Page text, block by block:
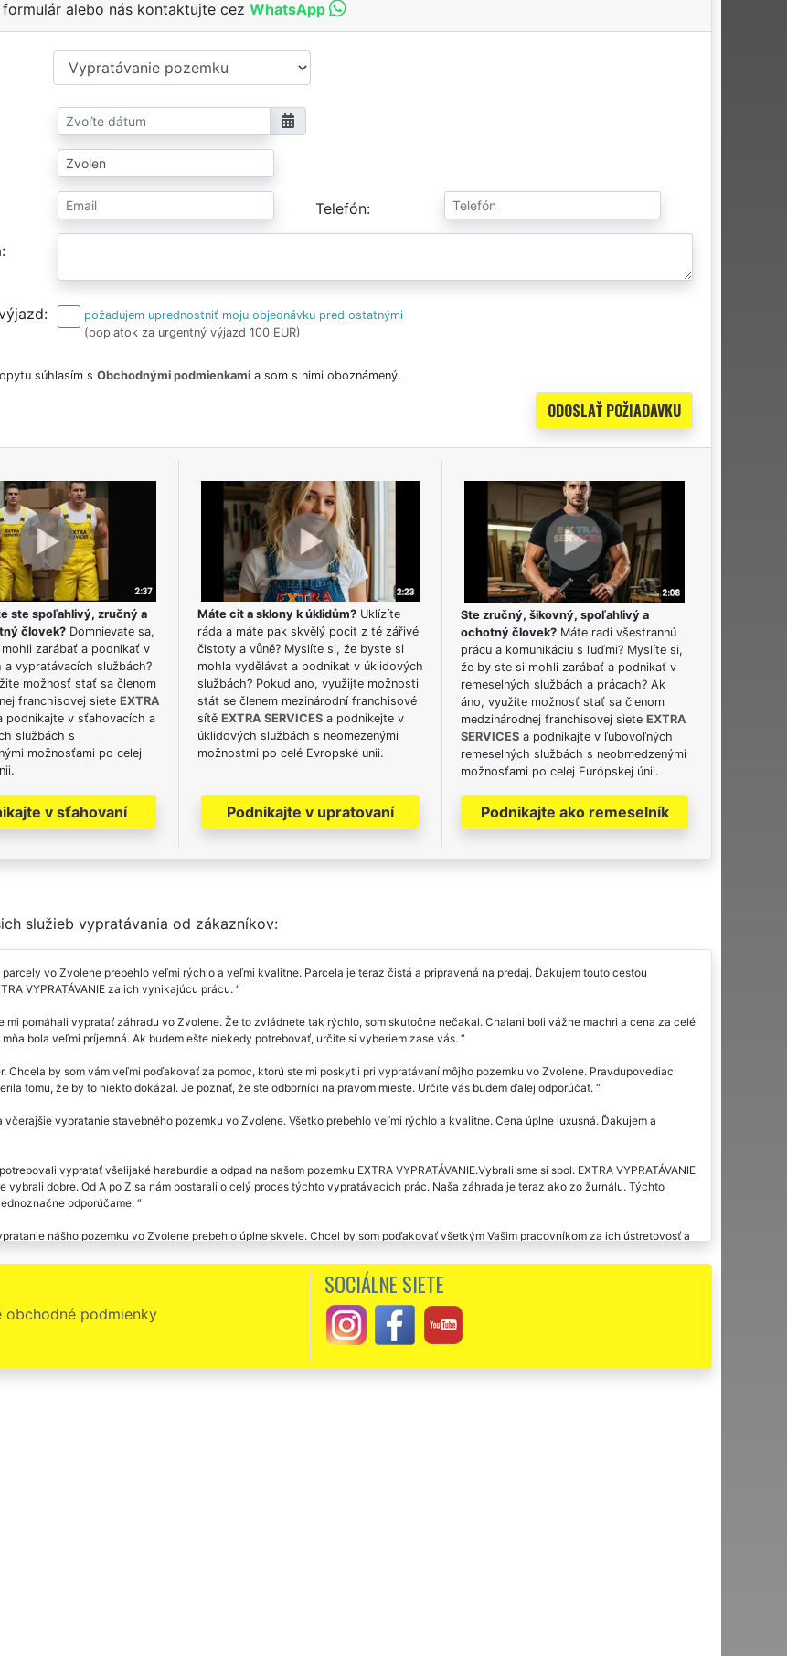
alebo nás kontaktujte cez WhatsApp
Telefón
požadujem uprednostniť moju objednávku pred ostatnými
(poplatok za urgentný výjazd 100 EUR)
súhlasím s Obchodnými podmienkamia som s nimi oboznámený.
ste spoľahlivý, zručný a
človek?Domnievate sa,
zarábať a podnikať v
a vypratávacích službách?
možnosť stať sa členom
franchisovej siete EXTRA
podnikajte v sťahovacích a
službách s
možnosťami po celej
v sťahovaní
Máte cit a sklony k úklidům?Uklízíte
ráda a máte pak skvělý pocit z té zářivé
čistoty a vůně? Myslíte si, že byste si
mohla vydělávat a podnikat v úklidových
službách? Pokud ano, využijte možnosti
stát se členem mezinárodní franchisové
sítě EXTRA SERVICESa podnikejte v
úklidových službách s neomezenými
možnostmi po celé Evropské unii.
Podnikajte v upratovaní
Ste zručný, šikovný, spoľahlivý a
ochotný človek? Máte radi všestrannú
prácu a komunikáciu s ľuďmi? Myslíte si,
že by ste si mohli zarábať a podnikať v
remeselných službách a prácach? Ak
áno, využite možnosť stať sa členom
medzinárodnej franchisovej siete EXTRA
SERVICES a podnikajte v ľubovoľných
remeselných službách s neobmedzenými
možnosťami po celej Európskej únii.
Podnikajte ako remeselník
služieb vypratávania od zákazníkov:
vo Zvolene prebehlo veľmi rýchlo a veľmi kvalitne. Parcela je teraz čistá a pripravená na predaj. Ďakujem touto cestou
VYPRATÁVANIE za ich vynikajúcu prácu.
mi pomáhali vypratať záhradu vo Zvolene. Že to zvládnete tak rýchlo, som skutočne nečakal. Chalani boli vážne machri a cena za celé
bola veľmi príjemná. Ak budem ešte niekedy potrebovať, určite si vyberiem zase vás.
Chcela by som vám veľmi poďakovať za pomoc, ktorú ste mi poskytli pri vypratávaní môjho pozemku vo Zvolene. Pravdupovediac
tomu, že by to niekto dokázal. Je poznať, že ste odborníci na pravom mieste. Určite vás budem ďalej odporúčať.
včerajšie vypratanie stavebného pozemku vo Zvolene. Všetko prebehlo veľmi rýchlo a kvalitne. Cena úplne luxusná. Ďakujem a
vypratať všelijaké haraburdie a odpad na našom pozemku EXTRA VYPRATÁVANIE.Vybrali sme si spol. EXTRA VYPRATÁVANIE
vybrali dobre. Od A po Z sa nám postarali o celý proces týchto vypratávacích prác. Naša záhrada je teraz ako zo žurnálu. Týchto
odporúčame.
nášho pozemku vo Zvolene prebehlo úplne skvele. Chcel by som poďakovať všetkým Vašim pracovníkom za ich ústretovosť a
obchodné podmienky
SOCIÁLNE SIETE